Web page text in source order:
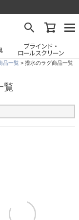
ブラインド・
ロールスクリーン
品一覧 撥水のラグ商品一覧
覧